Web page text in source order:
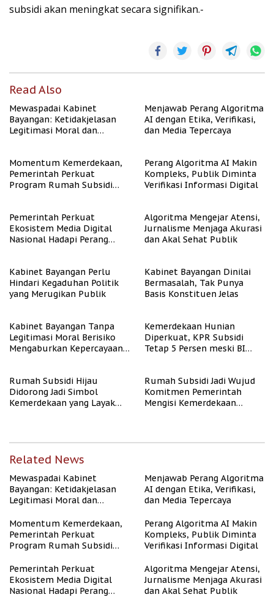
subsidi akan meningkat secara signifikan.-
Read Also
Mewaspadai Kabinet
Bayangan: Ketidakjelasan
Legitimasi Moral dan
Menjawab Perang Algoritma
AI dengan Etika, Verifikasi,
dan Media Tepercaya
Momentum Kemerdekaan,
Pemerintah Perkuat
Program Rumah Subsidi
Perang Algoritma AI Makin
Kompleks, Publik Diminta
Verifikasi Informasi Digital
Pemerintah Perkuat
Ekosistem Media Digital
Nasional Hadapi Perang
Algoritma Mengejar Atensi,
Jurnalisme Menjaga Akurasi
dan Akal Sehat Publik
Kabinet Bayangan Perlu
Hindari Kegaduhan Politik
yang Merugikan Publik
Kabinet Bayangan Dinilai
Bermasalah, Tak Punya
Basis Konstituen Jelas
Kabinet Bayangan Tanpa
Legitimasi Moral Berisiko
Mengaburkan Kepercayaan
Kemerdekaan Hunian
Diperkuat, KPR Subsidi
Tetap 5 Persen meski BI
Rumah Subsidi Hijau
Didorong Jadi Simbol
Kemerdekaan yang Layak
Rumah Subsidi Jadi Wujud
Komitmen Pemerintah
Mengisi Kemerdekaan
Related News
Mewaspadai Kabinet
Bayangan: Ketidakjelasan
Legitimasi Moral dan
Menjawab Perang Algoritma
AI dengan Etika, Verifikasi,
dan Media Tepercaya
Momentum Kemerdekaan,
Pemerintah Perkuat
Program Rumah Subsidi
Berpenghasilan Rendah
Perang Algoritma AI Makin
Kompleks, Publik Diminta
Verifikasi Informasi Digital
Pemerintah Perkuat
Ekosistem Media Digital
Nasional Hadapi Perang
Algoritma Mengejar Atensi,
Jurnalisme Menjaga Akurasi
dan Akal Sehat Publik